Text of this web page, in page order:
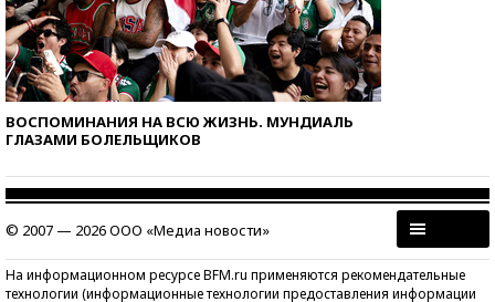
ВОСПОМИНАНИЯ НА ВСЮ ЖИЗНЬ. МУНДИАЛЬ
ГЛАЗАМИ БОЛЕЛЬЩИКОВ
© 2007 — 2026 ООО «Медиа новости»
На информационном ресурсе BFM.ru применяются рекомендательные
технологии (информационные технологии предоставления информации